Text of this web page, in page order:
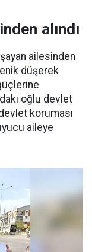
alındı
ailesinden
düşerek
oğlu devlet
koruması
aileye